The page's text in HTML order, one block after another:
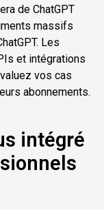
de ChatGPT
massifs
Les
et intégrations
vos cas
abonnements.
intégré